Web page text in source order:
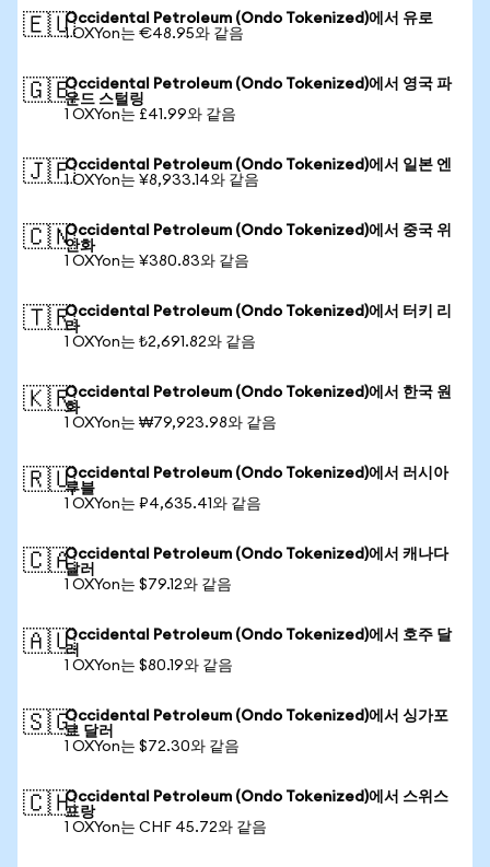
🇪🇺Occidental Petroleum (Ondo Tokenized)에서 유로
1 OXYon는 €48.95와 같음
🇬🇧Occidental Petroleum (Ondo Tokenized)에서 영국 파
운드 스털링
1 OXYon는 £41.99와 같음
🇯🇵Occidental Petroleum (Ondo Tokenized)에서 일본 엔
1 OXYon는 ¥8,933.14와 같음
🇨🇳Occidental Petroleum (Ondo Tokenized)에서 중국 위
안화
1 OXYon는 ¥380.83와 같음
🇹🇷Occidental Petroleum (Ondo Tokenized)에서 터키 리
라
1 OXYon는 ₺2,691.82와 같음
🇰🇷Occidental Petroleum (Ondo Tokenized)에서 한국 원
화
1 OXYon는 ₩79,923.98와 같음
🇷🇺Occidental Petroleum (Ondo Tokenized)에서 러시아
루블
1 OXYon는 ₽4,635.41와 같음
🇨🇦Occidental Petroleum (Ondo Tokenized)에서 캐나다
달러
1 OXYon는 $79.12와 같음
🇦🇺Occidental Petroleum (Ondo Tokenized)에서 호주 달
러
1 OXYon는 $80.19와 같음
🇸🇬Occidental Petroleum (Ondo Tokenized)에서 싱가포
르 달러
1 OXYon는 $72.30와 같음
🇨🇭Occidental Petroleum (Ondo Tokenized)에서 스위스
프랑
1 OXYon는 CHF 45.72와 같음